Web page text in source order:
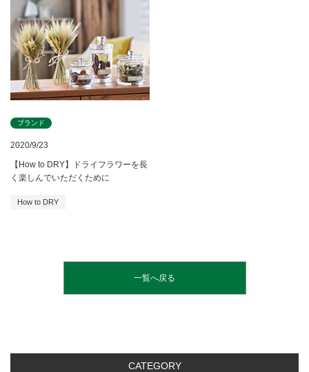
2020/9/23
ブランド
【How to DRY】ドライフラワーを長
く楽しんでいただくために
How to DRY
一覧へ戻る
CATEGORY